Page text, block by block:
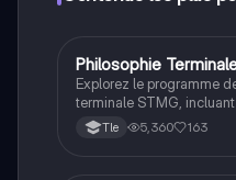
STMG
Philosophie
Explorez le programme
terminale STMG,
la religion, la liberté, la
document propose
Tle 5,360 163